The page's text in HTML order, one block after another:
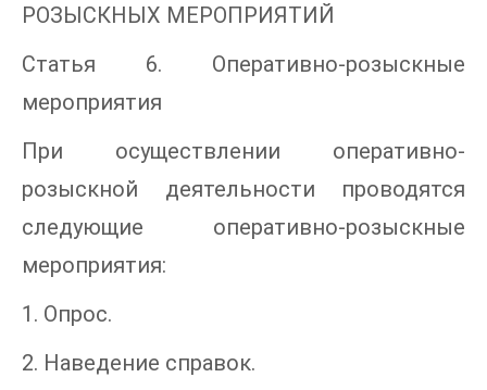
РОЗЫСКНЫХ МЕРОПРИЯТИЙ
Статья 6. Оперативно-розыскные
мероприятия
При осуществлении оперативно-
розыскной деятельности проводятся
следующие оперативно-розыскные
мероприятия:
1. Опрос.
2. Наведение справок.